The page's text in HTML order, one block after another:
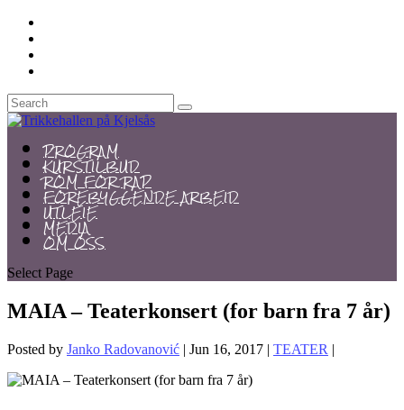
PROGRAM
KURSTILBUD
ROM FOR RAP
FOREBYGGENDE ARBEID
UTLEIE
MEDIA
OM OSS
Select Page
MAIA – Teaterkonsert (for barn fra 7 år)
Posted by Janko Radovanović | Jun 16, 2017 | TEATER |